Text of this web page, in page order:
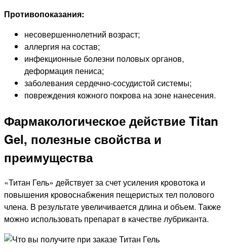
Противопоказания:
несовершеннолетний возраст;
аллергия на состав;
инфекционные болезни половых органов,
деформация пениса;
заболевания сердечно-сосудистой системы;
повреждения кожного покрова на зоне нанесения.
Фармакологическое действие Titan
Gel, полезные свойства и
преимущества
«Титан Гель» действует за счет усиления кровотока и
повышения кровоснабжения пещеристых тел полового
члена. В результате увеличивается длина и объем. Также
можно использовать препарат в качестве лубриканта.